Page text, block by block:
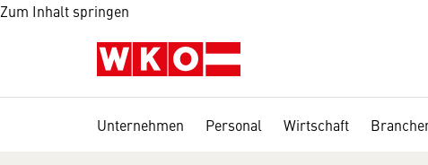
Zum Inhalt springen
Unternehmen Personal Wirtschaft